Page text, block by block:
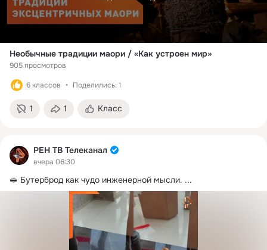
Необычные традиции маори / «Как устроен мир»
905 просмотров
6 классов Поделились: 1
1 1 Класс
РЕН ТВ Телеканал
вчера 06:30
🥪 Бутерброд как чудо инженерной мысли. ...